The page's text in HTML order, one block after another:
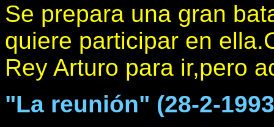
Se prepara una gran
quiere participar en
Rey Arturo para ir,pero
"La reunión" (28-2-